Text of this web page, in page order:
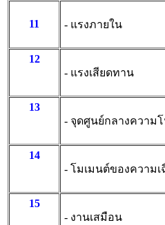
11 - แรงภายใน
12
- แรงเสียดทาน
13
- จุดศูนย์กลางความ
14
- โมเมนต์ของความเ
15
- งานเสมือน